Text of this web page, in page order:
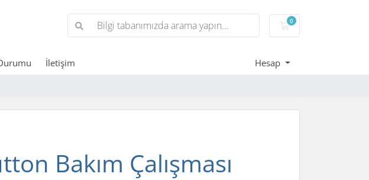
0
Sepet
İletişim Hesap
Bakım Çalışması